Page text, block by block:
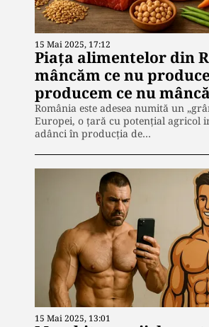
15 Mai 2025, 17:12
Piața alimentelor din
mâncăm ce nu
producem ce nu
România este adesea numită un
Europei, o țară cu potențial agricol
adânci în producția de…
15 Mai 2025, 13:01